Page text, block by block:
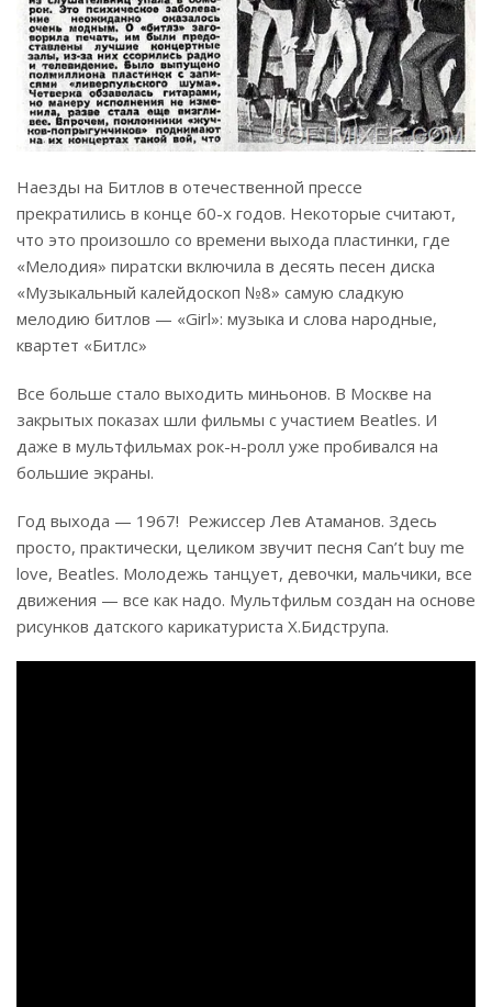
Наезды на Битлов в отечественной прессе
прекратились в конце 60-х годов. Некоторые считают,
что это произошло со времени выхода пластинки, где
«Мелодия» пиратски включила в десять песен диска
«Музыкальный калейдоскоп №8» самую сладкую
мелодию битлов — «Girl»: музыка и слова народные,
квартет «Битлс»
Все больше стало выходить миньонов. В Москве на
закрытых показах шли фильмы с участием Beatles. И
даже в мультфильмах рок-н-ролл уже пробивался на
большие экраны.
Год выхода — 1967! Режиссер Лев Атаманов. Здесь
просто, практически, целиком звучит песня Can’t buy me
love, Beatles. Молодежь танцует, девочки, мальчики, все
движения — все как надо. Мультфильм создан на основе
рисунков датского карикатуриста Х.Бидструпа.